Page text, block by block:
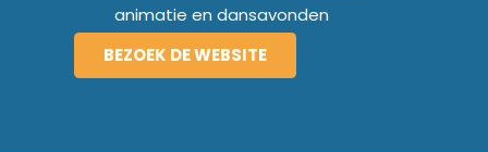
animatie en dansavonden
BEZOEK DE WEBSITE